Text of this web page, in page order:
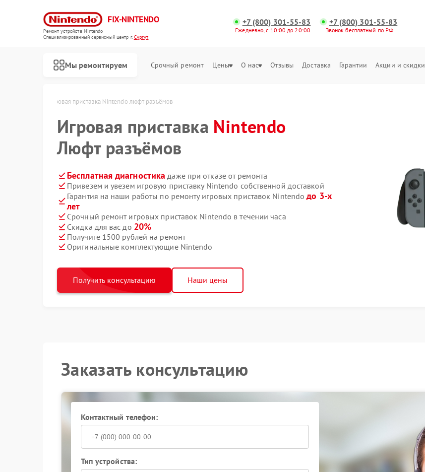
FIX-NINTENDO
Ремонт устройств Nintendo
Специализированный cервисный центр г.Сургут
+7 (800) 301-55-83
Ежедневно, с 10:00 до 20:00
+7 (800) 301-55-83
Звонок бесплатный по РФ
Мы ремонтируем Срочный ремонт Цены О нас Отзывы Доставка Гарантии Акции и скидки
Игровая приставка Nintendo люфт разъёмов
Игровая приставка Nintendo
Люфт разъёмов
Бесплатная диагностика даже при отказе от ремонта
Привезем и увезем игровую приставку Nintendo собственной доставкой
Гарантия на наши работы по ремонту игровых приставок Nintendoдо 3-х
лет
Срочный ремонт игровых приставок Nintendo в течении часа
Скидка для вас до 20%
Получите 1500 рублей на ремонт
Оригинальные комплектующие Nintendo
Получить консультацию Наши цены
Заказать консультацию
Контактный телефон:
Тип устройства: